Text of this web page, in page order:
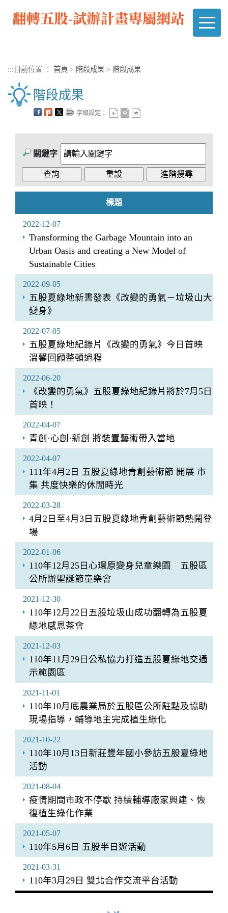
進入內容區塊
::: 目前位置 ： 首頁 > 階段成果 > 階段成果
階段成果
字級設定：
關鍵字
標題
Transforming the Garbage Mountain into an
Urban Oasis and creating a New Model of
Sustainable Cities
2022-12-07
五股夏綠地新書發表《改變的勇氣－垃圾山大
變身》
2022-09-05
五股夏綠地紀錄片《改變的勇氣》今日首映
溫馨回顧整頓過程
2022-07-05
《改變的勇氣》五股夏綠地紀錄片將於7月5日
首映！
2022-06-20
青創·心創·新創 將裝置藝術帶入當地
2022-04-07
111年4月2日 五股夏綠地青創藝術節 開展 市
集 共度快樂的休閒時光
2022-04-07
4月2日至4月3日五股夏綠地青創藝術節熱鬧登
場
2022-03-28
110年12月25日心環原變身兒童樂園 五股區
公所辦聖誕節童樂會
2022-01-06
110年12月22日五股垃圾山成功翻轉為五股夏
綠地感恩茶會
2021-12-30
110年11月29日公私協力打造五股夏綠地交通
示範園區
2021-12-03
110年10月底農業局於五股區公所駐點及協助
現場指導，輔導地主完成植生綠化
2021-11-01
110年10月13日新莊豐年國小參訪五股夏綠地
活動
2021-10-22
疫情期間市政不停歇 持續輔導廠家興建、恢
復植生綠化作業
2021-08-04
110年5月6日 五股半日遊活動
2021-05-07
110年3月29日 雙北合作交流平台活動
2021-03-31